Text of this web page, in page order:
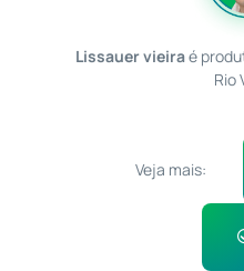
Lissauer vieiraé
Rio
Veja mais: